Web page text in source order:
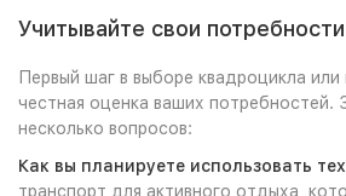
Учитывайте свои
Первый шаг в выборе квадроцикла
честная оценка ваших потребностей.
несколько вопросов:
Как вы планируете использовать
транспорт для активного отдыха,